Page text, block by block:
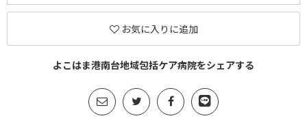
お気に入りに追加
よこはま港南台地域包括ケア病院をシェアする